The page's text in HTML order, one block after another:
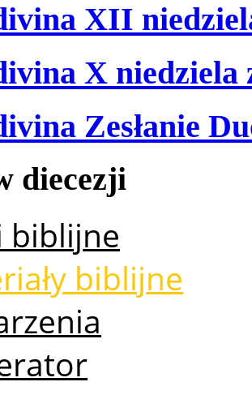
XII
X niedziela
Zesłanie
diecezji
biblijne
biblijne